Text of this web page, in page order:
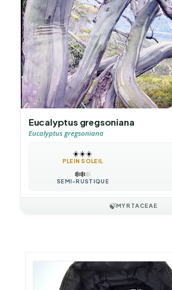
Eucalyptus gregsoniana
Eucalyptus gregsoniana
☀️☀️☀️
PLEIN SOLEIL
❄️❄️❄️
SEMI-RUSTIQUE
🍃MYRTACEAE